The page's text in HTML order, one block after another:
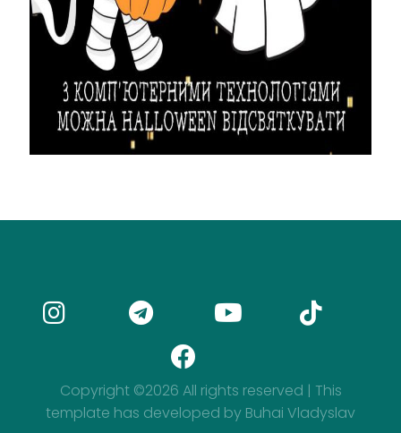
Copyright ©2026 All rights reserved | This
template has developed by Buhai Vladyslav